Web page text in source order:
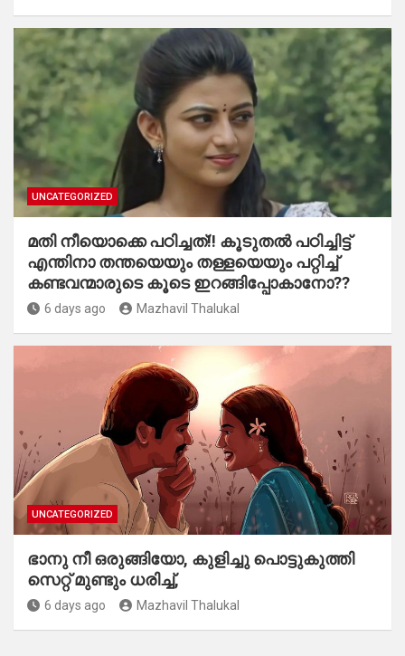
UNCATEGORIZED
മതി നീയൊക്കെ പഠിച്ചത്!! കൂടുതൽ പഠിച്ചിട്ട്
എന്തിനാ തന്തയെയും തള്ളയെയും പറ്റിച്ച്
കണ്ടവന്മാരുടെ കൂടെ ഇറങ്ങിപ്പോകാനോ??
6 days ago Mazhavil Thalukal
UNCATEGORIZED
ഭാനു നീ ഒരുങ്ങിയോ, കുളിച്ചു പൊട്ടുകുത്തി
സെറ്റ് മുണ്ടും ധരിച്ച്,
6 days ago Mazhavil Thalukal